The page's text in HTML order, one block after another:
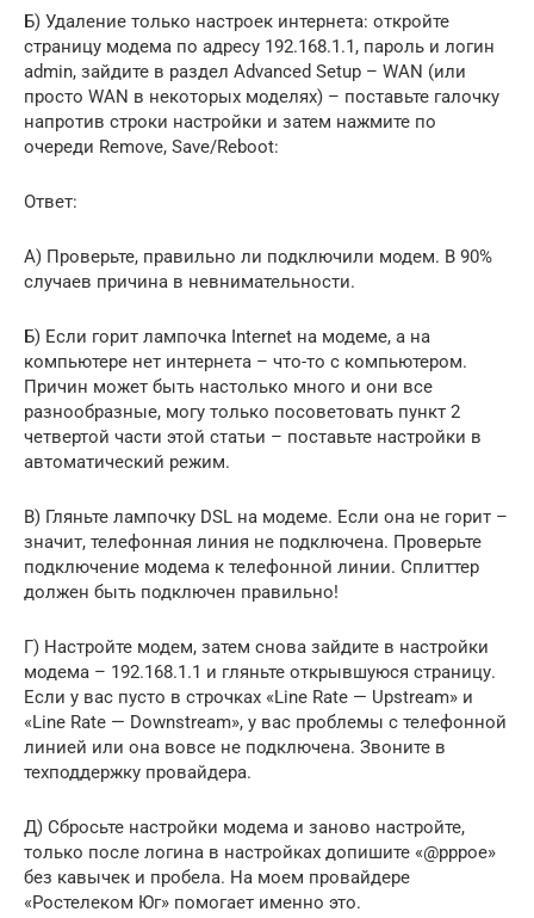
Б) Удаление только настроек интернета: откройте
страницу модема по адресу 192.168.1.1, пароль и логин
admin, зайдите в раздел Advanced Setup – WAN (или
просто WAN в некоторых моделях) – поставьте галочку
напротив строки настройки и затем нажмите по
очереди Remove, Save/Reboot:
Ответ:
А) Проверьте, правильно ли подключили модем. В 90%
случаев причина в невнимательности.
Б) Если горит лампочка Internet на модеме, а на
компьютере нет интернета – что-то с компьютером.
Причин может быть настолько много и они все
разнообразные, могу только посоветовать пункт 2
четвертой части этой статьи – поставьте настройки в
автоматический режим.
В) Гляньте лампочку DSL на модеме. Если она не горит –
значит, телефонная линия не подключена. Проверьте
подключение модема к телефонной линии. Сплиттер
должен быть подключен правильно!
Г) Настройте модем, затем снова зайдите в настройки
модема – 192.168.1.1 и гляньте открывшуюся страницу.
Если у вас пусто в строчках «Line Rate — Upstream» и
«Line Rate — Downstream», у вас проблемы с телефонной
линией или она вовсе не подключена. Звоните в
техподдержку провайдера.
Д) Сбросьте настройки модема и заново настройте,
только после логина в настройках допишите «@pppoe»
без кавычек и пробела. На моем провайдере
«Ростелеком Юг» помогает именно это.